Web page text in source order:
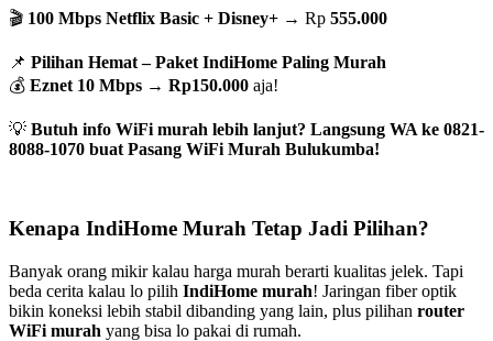
🎬 100 Mbps Netflix Basic + Disney+ → Rp 555.000
📌 Pilihan Hemat – Paket IndiHome Paling Murah
💰 Eznet 10 Mbps → Rp150.000 aja!
💡 Butuh info WiFi murah lebih lanjut? Langsung WA ke 0821-
8088-1070 buat Pasang WiFi Murah Bulukumba!
Kenapa IndiHome Murah Tetap Jadi Pilihan?
Banyak orang mikir kalau harga murah berarti kualitas jelek. Tapi
beda cerita kalau lo pilih IndiHome murah! Jaringan fiber optik
bikin koneksi lebih stabil dibanding yang lain, plus pilihan router
WiFi murah yang bisa lo pakai di rumah.